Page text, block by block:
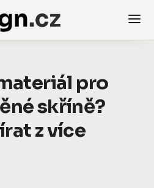
pro
skříně?
z více